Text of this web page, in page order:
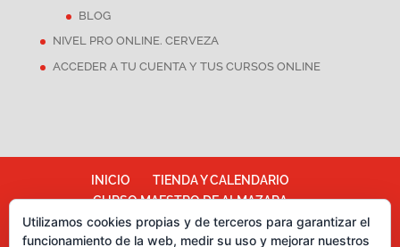
BLOG
NIVEL PRO ONLINE. CERVEZA
ACCEDER A TU CUENTA Y TUS CURSOS ONLINE
INICIO
TIENDA Y CALENDARIO
CURSO MAESTRO DE ALMAZARA
ALMAZARA ESCUELA
TÉRMINOS Y CONDICIONES
Utilizamos cookies propias y de terceros para garantizar el
funcionamiento de la web, medir su uso y mejorar nuestros